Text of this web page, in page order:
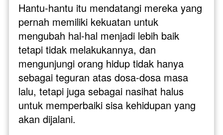
Hantu-hantu itu mendatangi mereka yang
pernah memiliki kekuatan untuk
mengubah hal-hal menjadi lebih baik
tetapi tidak melakukannya, dan
mengunjungi orang hidup tidak hanya
sebagai teguran atas dosa-dosa masa
lalu, tetapi juga sebagai nasihat halus
untuk memperbaiki sisa kehidupan yang
akan dijalani.